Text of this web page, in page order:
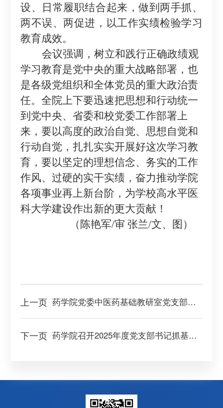
设、日常履职结合起来，做到两手抓、
两不误、两促进，以工作实绩检验学习
教育成效。
会议强调，树立和践行正确政绩观
学习教育是党中央的重大战略部署，也
是各级党组织和全体党员的重大政治责
任。全院上下要迅速把思想和行动统一
到党中央、省委和校党委工作部署上
来，要以高度的政治自觉、思想自觉和
行动自觉，扎扎实实开展好这次学习教
育，要以坚定的理想信念、务实的工作
作风、过硬的实干实绩，奋力推动学院
各项事业再上新台阶，为学校高水平医
科大学建设作出新的更大贡献 ！
（ 陈艳军/审 张兰/文、图）
上一页 药学院党委中医药基础教研室党支部、机关党委教务处党支部联合开展植树节主题党日活动
下一页 药学院召开2025年度党支部书记抓基层党建工作述职评议会